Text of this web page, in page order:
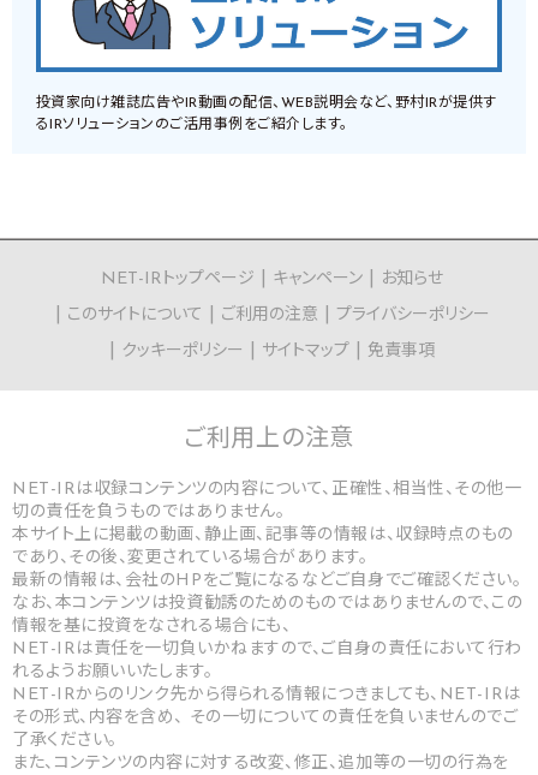
投資家向け雑誌広告やIR動画の配信、WEB説明会など、野村IRが提供す
るIRソリューションのご活用事例をご紹介します。
NET-IRトップページ キャンペーン
お知らせ
このサイトについて
ご利用の注意
プライバシーポリシー
クッキーポリシー
サイトマップ 免責事項
ご利用上の注意
NET-IRは収録コンテンツの内容について、正確性、相当性、その他一
切の責任を負うものではありません。
本サイト上に掲載の動画、静止画、記事等の情報は、収録時点のもの
であり、その後、変更されている場合があります。
最新の情報は、会社のHPをご覧になるなどご自身でご確認ください。
なお、本コンテンツは投資勧誘のためのものではありませんので、この
情報を基に投資をなされる場合にも、
NET-IRは責任を一切負いかねますので、ご自身の責任において行わ
れるようお願いいたします。
NET-IRからのリンク先から得られる情報につきましても、NET-IRは
その形式、内容を含め、 その一切についての責任を負いませんのでご
了承ください。
また、コンテンツの内容に対する改変、修正、追加等の一切の行為を